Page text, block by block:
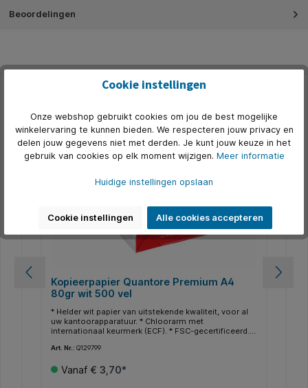
Beoordelingen
500+ op voorraad
Kopieerpapier Quantore Premium A4
80gr wit 500 vel
* Helder wit papier van uitstekende kwaliteit, voor al
uw kantoorapparatuur. * Chloorarm met
internationaal keurmerk (ECF). * FSC-gecertificeerd. *
dit Quantore Premium papier is het Europeesche
van CIE161.
Art. Nr.: Q129799
Vanaf € 3,70*
Cookie instellingen
Onze webshop gebruikt cookies om jou de best mogelijke
winkelervaring te kunnen bieden. We respecteren jouw privacy en
delen jouw gegevens niet met derden. Je kunt jouw keuze in het
gebruik van cookies op elk moment wijzigen. Meer informatie
Huidige instellingen opslaan
Cookie instellingen Alle cookies accepteren